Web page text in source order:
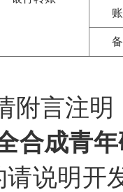
附言注
合成青
说明开